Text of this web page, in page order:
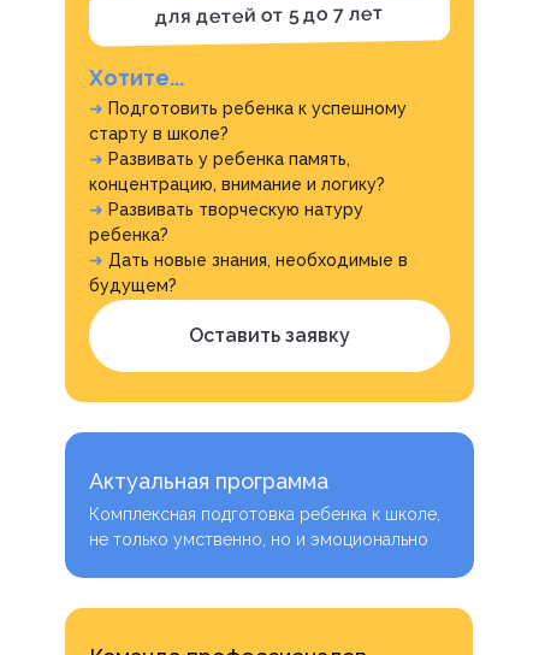
➜ Подготовить ребенка к успешному
старту в школе?
➜ Развивать у ребенка память,
концентрацию, внимание и логику?
➜ Развивать творческую натуру
ребенка?
➜ Дать новые знания, необходимые в
будущем?
для детей от 5 до 7 лет
Оставить заявку
Хотите...
Актуальная программа
Комплексная подготовка ребенка к школе,
не только умственно, но и эмоционально